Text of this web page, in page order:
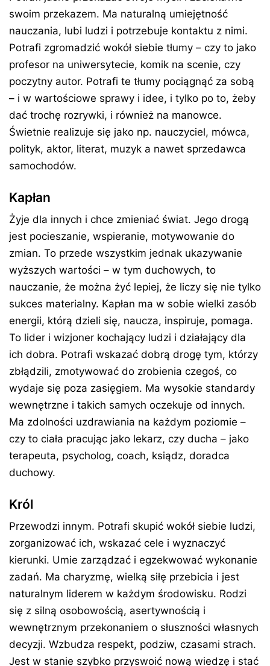
swoim przekazem. Ma naturalną umiejętność
nauczania, lubi ludzi i potrzebuje kontaktu z nimi.
Potrafi zgromadzić wokół siebie tłumy – czy to jako
profesor na uniwersytecie, komik na scenie, czy
poczytny autor. Potrafi te tłumy pociągnąć za sobą
– i w wartościowe sprawy i idee, i tylko po to, żeby
dać trochę rozrywki, i również na manowce.
Świetnie realizuje się jako np. nauczyciel, mówca,
polityk, aktor, literat, muzyk a nawet sprzedawca
samochodów.
Kapłan
Żyje dla innych i chce zmieniać świat. Jego drogą
jest pocieszanie, wspieranie, motywowanie do
zmian. To przede wszystkim jednak ukazywanie
wyższych wartości – w tym duchowych, to
nauczanie, że można żyć lepiej, że liczy się nie tylko
sukces materialny. Kapłan ma w sobie wielki zasób
energii, którą dzieli się, naucza, inspiruje, pomaga.
To lider i wizjoner kochający ludzi i działający dla
ich dobra. Potrafi wskazać dobrą drogę tym, którzy
zbłądzili, zmotywować do zrobienia czegoś, co
wydaje się poza zasięgiem. Ma wysokie standardy
wewnętrzne i takich samych oczekuje od innych.
Ma zdolności uzdrawiania na każdym poziomie –
czy to ciała pracując jako lekarz, czy ducha – jako
terapeuta, psycholog, coach, ksiądz, doradca
duchowy.
Król
Przewodzi innym. Potrafi skupić wokół siebie ludzi,
zorganizować ich, wskazać cele i wyznaczyć
kierunki. Umie zarządzać i egzekwować wykonanie
zadań. Ma charyzmę, wielką siłę przebicia i jest
naturalnym liderem w każdym środowisku. Rodzi
się z silną osobowością, asertywnością i
wewnętrznym przekonaniem o słuszności własnych
decyzji. Wzbudza respekt, podziw, czasami strach.
Jest w stanie szybko przyswoić nową wiedzę i stać